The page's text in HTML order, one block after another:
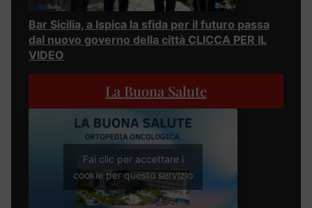
Bar Sicilia, a Ispica la sfida per il futuro passa
dal nuovo governo della città CLICCA PER IL
VIDEO
La Buona Salute
Fai clic per accettare i
cookie per questo servizio